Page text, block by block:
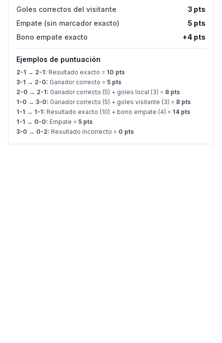
Goles correctos del visitante
3 pts
Empate (sin marcador exacto)
5 pts
Bono empate exacto
+4 pts
Ejemplos de puntuación
2-1 → 2-1: Resultado exacto = 10 pts
3-1 → 2-0: Ganador correcto = 5 pts
2-0 → 2-1: Ganador correcto (5) + goles local (3) = 8 pts
1-0 → 3-0: Ganador correcto (5) + goles visitante (3) = 8 pts
1-1 → 1-1: Resultado exacto (10) + bono empate (4) = 14 pts
1-1 → 0-0: Empate = 5 pts
3-0 → 0-2: Resultado incorrecto = 0 pts